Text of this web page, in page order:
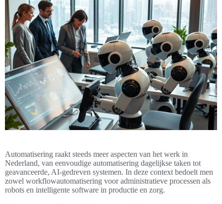
Automatisering raakt steeds meer aspecten van het werk in
Nederland, van eenvoudige automatisering dagelijkse taken tot
geavanceerde, AI-gedreven systemen. In deze context bedoelt men
zowel workflowautomatisering voor administratieve processen als
robots en intelligente software in productie en zorg.